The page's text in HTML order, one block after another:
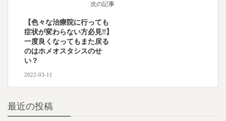
次の記事
【色々な治療院に行っても
症状が変わらない方必見‼︎】
一度良くなってもまた戻る
のはホメオスタシスのせ
い？
2022-03-11
最近の投稿